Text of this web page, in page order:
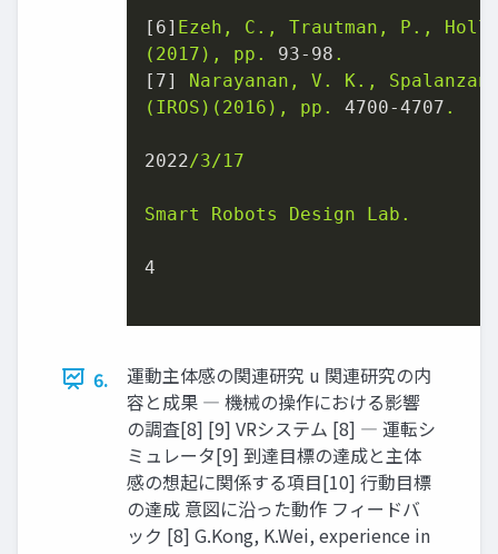
[ 6] Ezeh, C., Trautman, P.,
(2017),
pp. 93-98 .
[ 7] Narayanan, V. K.,
(IROS)(2016),
pp. 4700-4707 .
2022/3/17
Smart Robots Design Lab.
4
6.
運動主体感の関連研究 u 関連研究の内
容と成果 ― 機械の操作における影響
の調査[8] [9] VRシステム [8] ― 運転シ
ミュレータ[9] 到達⽬標の達成と主体
感の想起に関係する項⽬[10] ⾏動⽬標
の達成 意図に沿った動作 フィードバ
ック [8] G.Kong, K.Wei, experience in